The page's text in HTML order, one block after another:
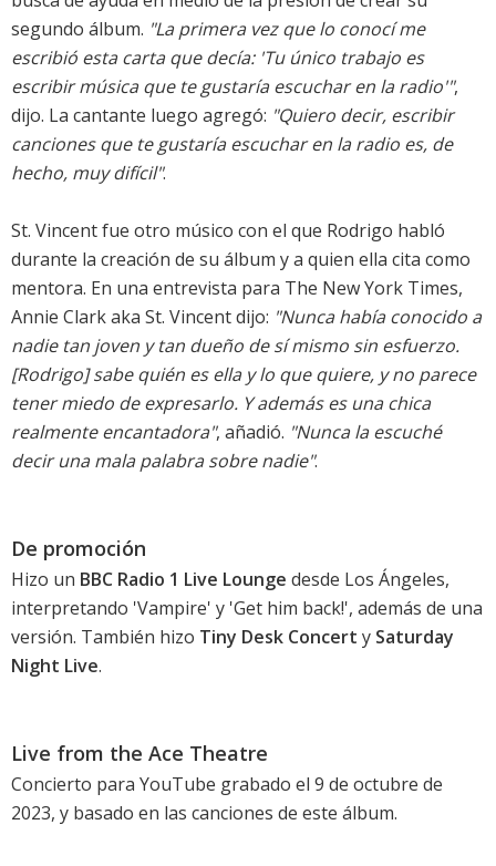
segundo álbum. "La primera vez que lo conocí me
escribió esta carta que decía: 'Tu único trabajo es
escribir música que te gustaría escuchar en la radio'",
dijo. La cantante luego agregó: "Quiero decir, escribir
canciones que te gustaría escuchar en la radio es, de
hecho, muy difícil".
St. Vincent fue otro músico con el que Rodrigo habló
durante la creación de su álbum y a quien ella cita como
mentora. En una entrevista para The New York Times,
Annie Clark aka St. Vincent dijo: "Nunca había conocido a
nadie tan joven y tan dueño de sí mismo sin esfuerzo.
[Rodrigo] sabe quién es ella y lo que quiere, y no parece
tener miedo de expresarlo. Y además es una chica
realmente encantadora", añadió. "Nunca la escuché
decir una mala palabra sobre nadie".
De promoción
Hizo un BBC Radio 1 Live Lounge desde Los Ángeles,
interpretando 'Vampire' y 'Get him back!', además de una
versión. También hizo Tiny Desk Concert y Saturday
Night Live.
Live from the Ace Theatre
Concierto para YouTube grabado el 9 de octubre de
2023, y basado en las canciones de este álbum.